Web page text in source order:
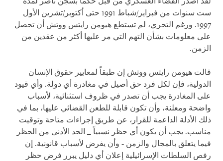
ست سنوات من فبراير/شباط 1991 حتى أكتوبر/تشرين الأول
1997. ورغم التحري، لم تستطع هيومن رايتس ووتش أن تحصل
على معلومات بشأن التهم التي مر عليها أكثر من عقدين من
الزمن.
قالت هيومن رايتس ووتش إن طبقاً لمعايير حقوق الإنسان
الدولية، فإن لكل فرد حق أصيل في مغادرة أي دولة. وأي قيود
على المغادرة يجب أن تصدر في ظروف استثنائية، لأسباب
واضحة ومعلنة، وأن تكون قابلة للطعن القضائي عليها، بما في
ذلك الأدلة الداعمة للقرار، عن طريق إجراءات متاحة وتوقيت
مناسب. يجب أن يكون أي حظر نسبياً _ الحد الأدنى من الحظر
فيما يتعلق بالمجال والزمن - وأن يفرض لأسباب قانونية. إن
رفص السلطات الإسرائيلية إعلان أي دليل يبرر فرض حظر